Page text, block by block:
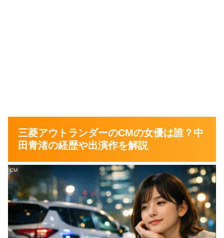
三菱アウトランダーのCMの女優は誰？中
田青渚の経歴や出演作を解説
CM